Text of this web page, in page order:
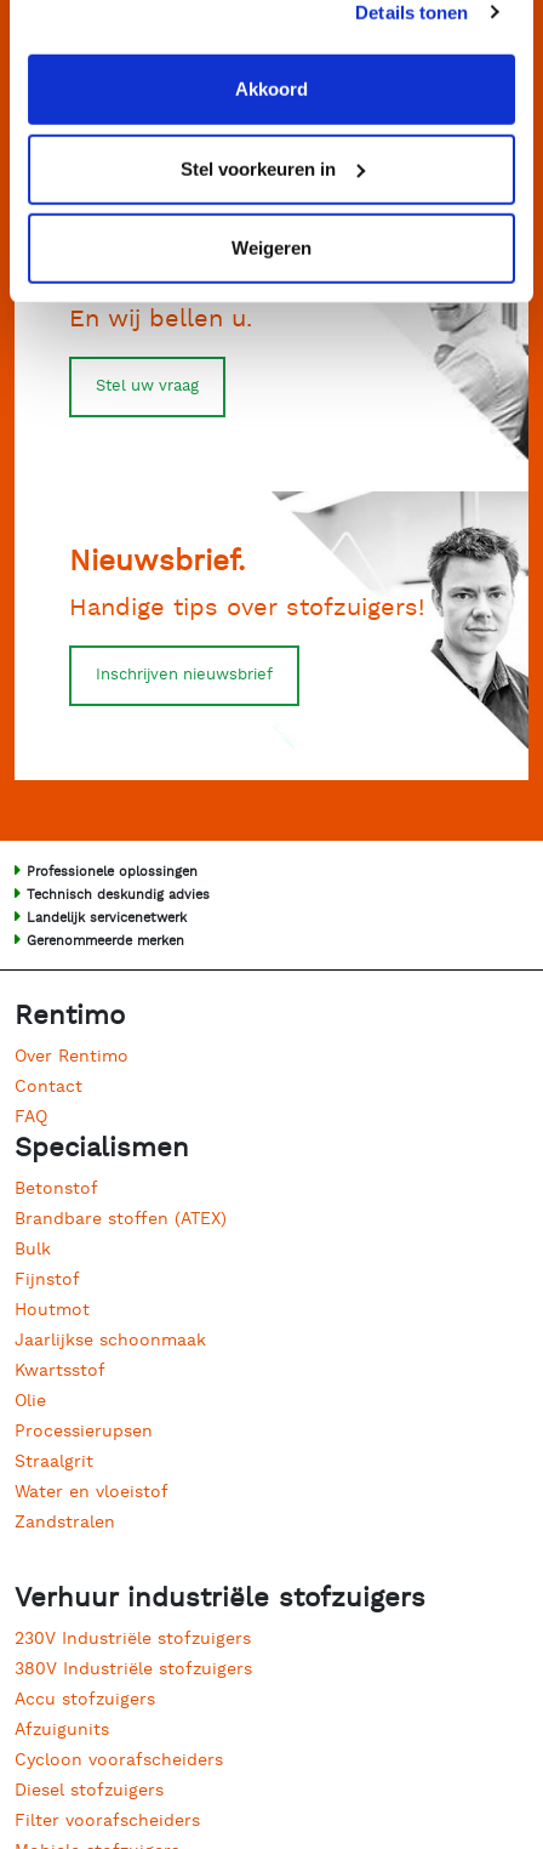
Details tonen
Akkoord
Stel voorkeuren in
Weigeren
Bel ons op 072 562 53 93
Stel uw vraag.
En wij bellen u.
Stel uw vraag
Nieuwsbrief.
Handige tips over stofzuigers!
Inschrijven nieuwsbrief
Professionele oplossingen
Technisch deskundig advies
Landelijk servicenetwerk
Gerenommeerde merken
Rentimo
Over Rentimo
Contact
FAQ
Specialismen
Betonstof
Brandbare stoffen (ATEX)
Bulk
Fijnstof
Houtmot
Jaarlijkse schoonmaak
Kwartsstof
Olie
Processierupsen
Straalgrit
Water en vloeistof
Zandstralen
Verhuur industriële stofzuigers
230V Industriële stofzuigers
380V Industriële stofzuigers
Accu stofzuigers
Afzuigunits
Cycloon voorafscheiders
Diesel stofzuigers
Filter voorafscheiders